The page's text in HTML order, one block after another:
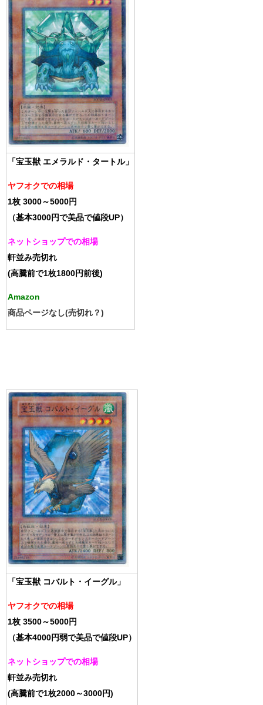
「宝玉獣 エメラルド・タートル」
ヤフオクでの相場
1枚 3000～5000円
（基本3000円で美品で値段UP）
ネットショップでの相場
軒並み売切れ
(高騰前で1枚1800円前後)
Amazon
商品ページなし(売切れ？)
「宝玉獣 コバルト・イーグル」
ヤフオクでの相場
1枚 3500～5000円
（基本4000円弱で美品で値段UP）
ネットショップでの相場
軒並み売切れ
(高騰前で1枚2000～3000円)